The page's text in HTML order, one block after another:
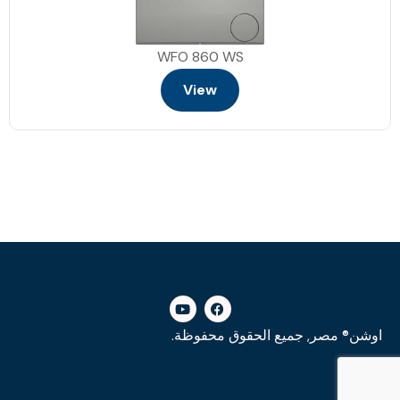
WFO 860 WS
View
اوشن® مصر, جميع الحقوق محفوظة.